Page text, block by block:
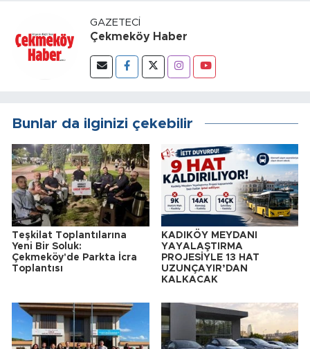
GAZETECI
Çekmeköy Haber
Bunlar da ilginizi çekebilir
Teşkilat Toplantılarına
Yeni Bir Soluk:
Çekmeköy'de Parkta İcra
Toplantısı
KADIKÖY MEYDANI
YAYALAŞTIRMA
PROJESİYLE 13 HAT
UZUNÇAYIR’DAN
KALKACAK